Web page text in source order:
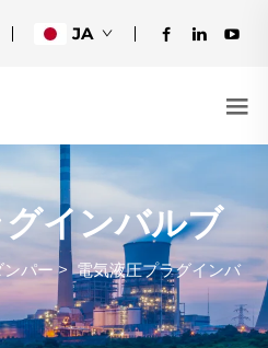
JA
インバルブ
ンパー>電気液圧プラグインバ